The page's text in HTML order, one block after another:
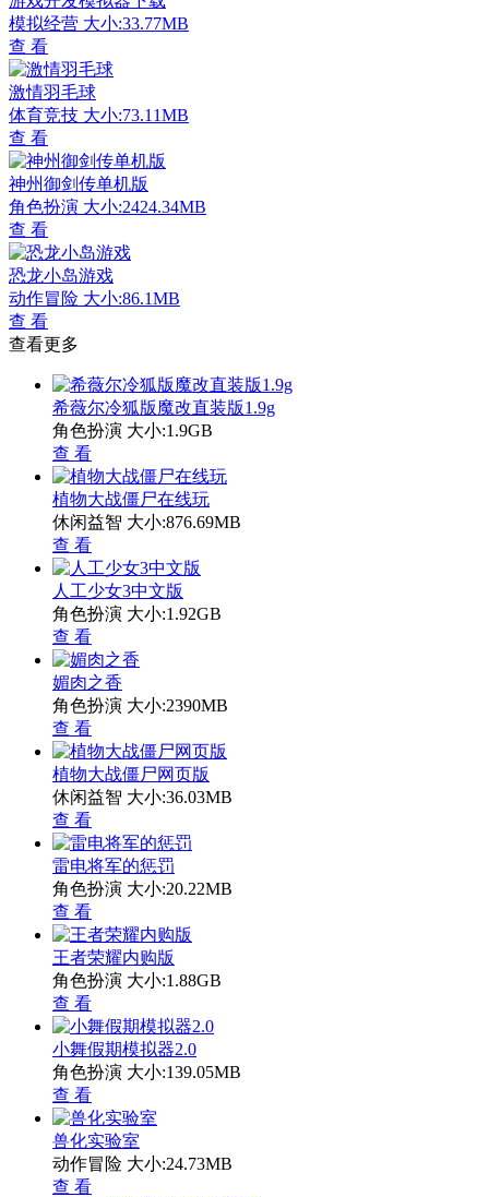
模拟经营 大小:33.77MB
查 看
激情羽毛球
体育竞技 大小:73.11MB
查 看
神州御剑传单机版
角色扮演 大小:2424.34MB
查 看
恐龙小岛游戏
动作冒险 大小:86.1MB
查 看
查看更多
希薇尔冷狐版魔改直装版1.9g
角色扮演 大小:1.9GB
查 看
植物大战僵尸在线玩
休闲益智 大小:876.69MB
查 看
人工少女3中文版
角色扮演 大小:1.92GB
查 看
媚肉之香
角色扮演 大小:2390MB
查 看
植物大战僵尸网页版
休闲益智 大小:36.03MB
查 看
雷电将军的惩罚
角色扮演 大小:20.22MB
查 看
王者荣耀内购版
角色扮演 大小:1.88GB
查 看
小舞假期模拟器2.0
角色扮演 大小:139.05MB
查 看
兽化实验室
动作冒险 大小:24.73MB
查 看